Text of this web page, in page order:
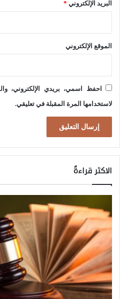
ا
و
ي
البريد الإلكتروني *
الموقع الإلكتروني
احفظ اسمي، بريدي الإلكتروني،
لاستخدامها المرة المقبلة في تعليقي.
الاكثر قراءةً